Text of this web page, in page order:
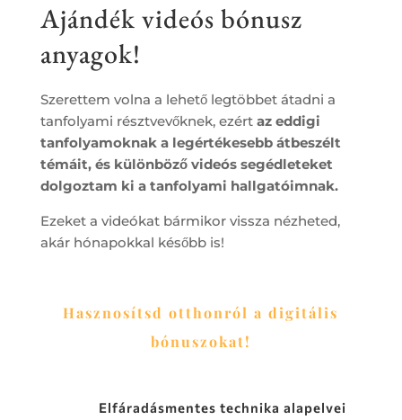
Ajándék videós bónusz
anyagok!
Szerettem volna a lehető legtöbbet átadni a
tanfolyami résztvevőknek, ezértaz eddigi
tanfolyamoknak alegértékesebbátbeszélt
témáit, és különböző videóssegédleteket
dolgoztam ki a tanfolyami hallgatóimnak.
Ezeket a videókat bármikor vissza nézheted,
akár hónapokkal később is!
Hasznosítsd otthonról a digitális
bónuszokat!
Elfáradásmentes technika alapelvei